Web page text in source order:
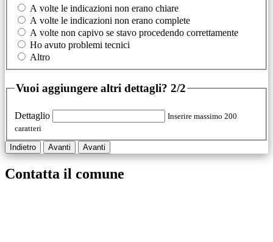
A volte le indicazioni non erano chiare
A volte le indicazioni non erano complete
A volte non capivo se stavo procedendo correttamente
Ho avuto problemi tecnici
Altro
Vuoi aggiungere altri dettagli? 2/2
Dettaglio
Inserire massimo 200
caratteri
Indietro Avanti Avanti
Contatta il comune